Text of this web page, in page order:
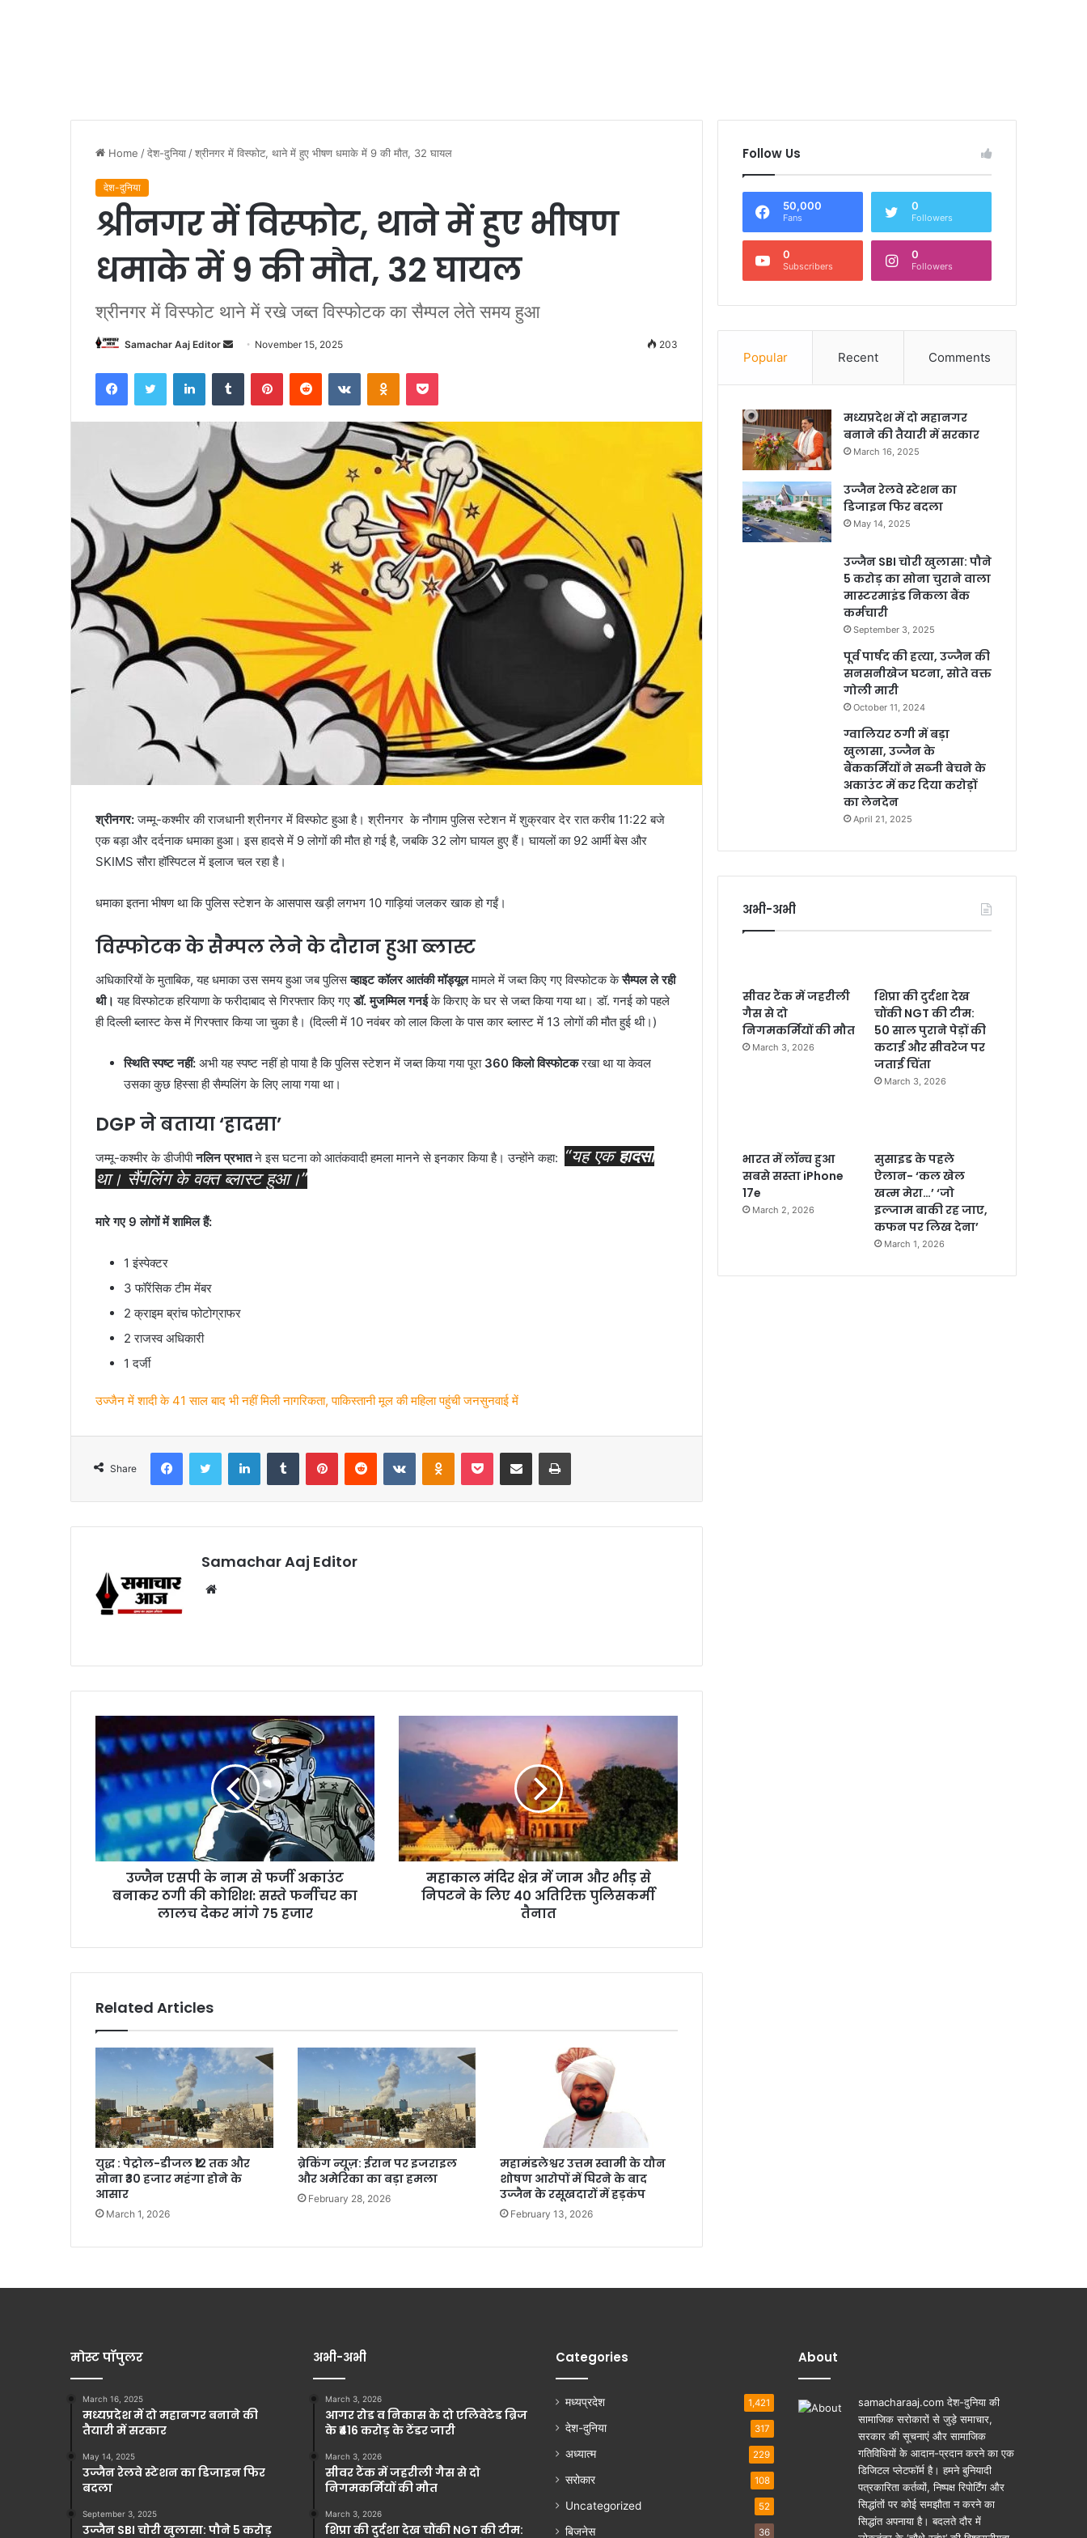
Home /देश-दुनिया /श्रीनगर में विस्फोट, थाने में हुए भीषण धमाके में 9 की मौत, 32 घायल
देश-दुनिया
श्रीनगर में विस्फोट, थाने में हुए भीषण
धमाके में 9 की मौत, 32 घायल
श्रीनगर में विस्फोट थाने में रखे जब्त विस्फोटक का सैम्पल लेते समय हुआ
Samachar Aaj Editor
Send November 15, 2025 203
FacebookTwitter LinkedInTumblr PinterestReddit VKontakteOdnoklassniki
Pocket
श्रीनगर:जम्मू-कश्मीर की राजधानी श्रीनगर में विस्फोट हुआ है। श्रीनगर के नौगाम पुलिस स्टेशन में शुक्रवार देर रात करीब 11:22 बजे
एक बड़ा और दर्दनाक धमाका हुआ। इस हादसे में 9 लोगों की मौत हो गई है, जबकि 32 लोग घायल हुए हैं। घायलों का 92 आर्मी बेस और
SKIMS सौरा हॉस्पिटल में इलाज चल रहा है।
धमाका इतना भीषण था कि पुलिस स्टेशन के आसपास खड़ी लगभग 10 गाड़ियां जलकर खाक हो गईं।
विस्फोटक के सैम्पल लेने के दौरान हुआ ब्लास्ट
अधिकारियों के मुताबिक, यह धमाका उस समय हुआ जब पुलिसव्हाइट कॉलर आतंकी मॉड्यूलमामले में जब्त किए गए विस्फोटक केसैम्पल ले रही
थी।यह विस्फोटक हरियाणा के फरीदाबाद से गिरफ्तार किए गएडॉ. मुजम्मिल गनईके किराए के घर से जब्त किया गया था। डॉ. गनई को पहले
ही दिल्ली ब्लास्ट केस में गिरफ्तार किया जा चुका है। (दिल्ली में 10 नवंबर को लाल किला के पास कार ब्लास्ट में 13 लोगों की मौत हुई थी।)
स्थिति स्पष्ट नहीं: अभी यह स्पष्ट नहीं हो पाया है कि पुलिस स्टेशन में जब्त किया गया पूरा 360 किलो विस्फोटकरखा था या केवल
उसका कुछ हिस्सा ही सैम्पलिंग के लिए लाया गया था।
DGP ने बताया ‘हादसा’
जम्मू-कश्मीर के डीजीपीनलिन प्रभातने इस घटना को आतंकवादी हमला मानने से इनकार किया है। उन्होंने कहा: “यह एकहादसा
था। सैंपलिंग के वक्त ब्लास्ट हुआ।”
मारे गए 9 लोगों में शामिल हैं:
1 इंस्पेक्टर
3 फॉरेंसिक टीम मेंबर
2 क्राइम ब्रांच फोटोग्राफर
2 राजस्व अधिकारी
1 दर्जी
उज्जैन में शादी के 41 साल बाद भी नहीं मिली नागरिकता, पाकिस्तानी मूल की महिला पहुंची जनसुनवाई में
Share
FacebookTwitter LinkedInTumblr PinterestReddit VKontakteOdnoklassniki
Pocket Share via Email Print
Samachar Aaj Editor
उज्जैन एसपी के नाम से फर्जी अकाउंट
बनाकर ठगी की कोशिश: सस्ते फर्नीचर का
लालच देकर मांगे 75 हजार
महाकाल मंदिर क्षेत्र में जाम और भीड़ से
निपटने के लिए 40 अतिरिक्त पुलिसकर्मी
तैनात
Related Articles
युद्ध : पेट्रोल-डीजल ₹12 तक और
सोना ₹30 हजार महंगा होने के
आसार
March 1, 2026
ब्रेकिंग न्यूज़: ईरान पर इजराइल
और अमेरिका का बड़ा हमला
February 28, 2026
महामंडलेश्वर उत्तम स्वामी के यौन
शोषण आरोपों में घिरने के बाद
उज्जैन के रसूखदारों में हड़कंप
February 13, 2026
Follow Us
50,000
Fans
0
Followers
0
Subscribers
0
Followers
Popular Recent Comments
मध्यप्रदेश में दो महानगर
बनाने की तैयारी में सरकार
March 16, 2025
उज्जैन रेलवे स्टेशन का
डिजाइन फिर बदला
May 14, 2025
उज्जैन SBI चोरी खुलासा: पौने
5 करोड़ का सोना चुराने वाला
मास्टरमाइंड निकला बैंक
कर्मचारी
September 3, 2025
पूर्व पार्षद की हत्या, उज्जैन की
सनसनीखेज घटना, सोते वक्त
गोली मारी
October 11, 2024
ग्वालियर ठगी में बड़ा
खुलासा, उज्जैन के
बैंककर्मियों ने सब्जी बेचने के
अकाउंट में कर दिया करोड़ों
का लेनदेन
April 21, 2025
अभी-अभी
सीवर टैंक में जहरीली
गैस से दो
निगमकर्मियों की मौत
March 3, 2026
शिप्रा की दुर्दशा देख
चौंकी NGT की टीम:
50 साल पुराने पेड़ों की
कटाई और सीवरेज पर
जताई चिंता
March 3, 2026
भारत में लॉन्च हुआ
सबसे सस्ता iPhone
17e
March 2, 2026
सुसाइड के पहले
ऐलान- ‘कल खेल
खत्म मेरा…’ ‘जो
इल्जाम बाकी रह जाए,
कफन पर लिख देना’
March 1, 2026
मोस्ट पॉपुलर
March 16, 2025
मध्यप्रदेश में दो महानगर बनाने की
तैयारी में सरकार
May 14, 2025
उज्जैन रेलवे स्टेशन का डिजाइन फिर
बदला
September 3, 2025
उज्जैन SBI चोरी खुलासा: पौने 5 करोड़
अभी-अभी
March 3, 2026
आगर रोड व निकास के दो एलिवेटेड ब्रिज
के ₹416 करोड़ के टेंडर जारी
March 3, 2026
सीवर टैंक में जहरीली गैस से दो
निगमकर्मियों की मौत
March 3, 2026
शिप्रा की दुर्दशा देख चौंकी NGT की टीम:
Categories
मध्यप्रदेश 1,421
देश-दुनिया 317
अध्यात्म 229
सरोकार 108
Uncategorized 52
बिजनेस 36
About
samacharaaj.com देश-दुनिया की
सामाजिक सरोकारों से जुड़े समाचार,
सरकार की सूचनाएं और सामाजिक
गतिविधियाें के आदान-प्रदान करने का एक
डिजिटल प्लेटफॉर्म है। हमने बुनियादी
पत्रकारिता कर्तव्यों, निष्पक्ष रिपोर्टिंग और
सिद्धांतों पर कोई समझौता न करने का
सिद्धांत अपनाया है। बदलते दौर में